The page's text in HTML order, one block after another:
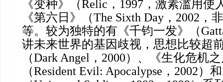
《变种》（Relic，1997，激素滥用使
《第六日》（The Sixth Day，2002，
等。较为独特的有《千钧一发》（
讲未来世界的基因歧视，思想比较超
（Dark Angel，2000）、《生化危机
（Resident Evil: Apocalypse，2002）